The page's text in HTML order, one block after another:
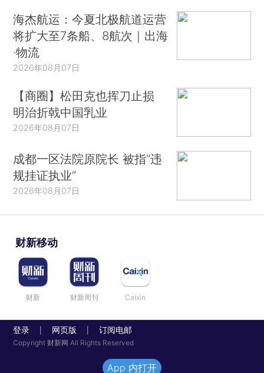
海杰航运：今夏北极航道运营
将扩大至7条船、8航次｜出海
·物流
2026年08月07日
【商圈】松田克也挥刀止损
明治折戟中国乳业
2026年08月07日
成都一区法院原院长 被指“违
规挂证执业”
2026年08月07日
财新移动
财新 财新周刊 Caixin
登录 网页版 订阅电邮
Copyright 财新网 All Rights Reserved
App 内打开